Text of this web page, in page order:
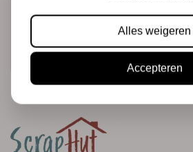
Abonneer
Alles weigeren
Accepteren